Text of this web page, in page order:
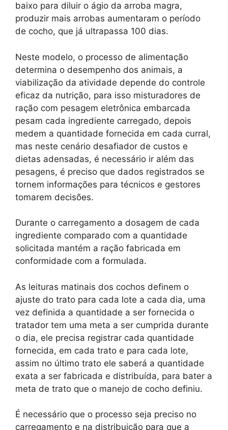
baixo para diluir o ágio da arroba magra,
produzir mais arrobas aumentaram o período
de cocho, que já ultrapassa 100 dias.
Neste modelo, o processo de alimentação
determina o desempenho dos animais, a
viabilização da atividade depende do controle
eficaz da nutrição, para isso misturadores de
ração com pesagem eletrônica embarcada
pesam cada ingrediente carregado, depois
medem a quantidade fornecida em cada curral,
mas neste cenário desafiador de custos e
dietas adensadas, é necessário ir além das
pesagens, é preciso que dados registrados se
tornem informações para técnicos e gestores
tomarem decisões.
Durante o carregamento a dosagem de cada
ingrediente comparado com a quantidade
solicitada mantém a ração fabricada em
conformidade com a formulada.
As leituras matinais dos cochos definem o
ajuste do trato para cada lote a cada dia, uma
vez definida a quantidade a ser fornecida o
tratador tem uma meta a ser cumprida durante
o dia, ele precisa registrar cada quantidade
fornecida, em cada trato e para cada lote,
assim no último trato ele saberá a quantidade
exata a ser fabricada e distribuída, para bater a
meta de trato que o manejo de cocho definiu.
É necessário que o processo seja preciso no
carregamento e na distribuição para que a